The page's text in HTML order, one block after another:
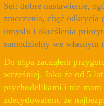
Set: dobre nastawienie,
zmęczenia, chęć odkrycia
umysłu i określenia
samodzielny we
Do tripa zacząłem
wcześniej. Jako że od 5
psychodelikami i nie mam
zdecydowałem, że